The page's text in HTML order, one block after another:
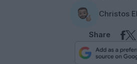
Christos
Share